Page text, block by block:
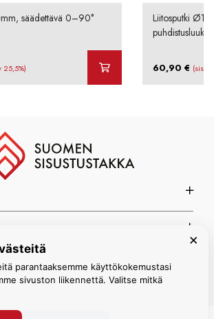
säädettävä 0–90°
25,5%)
Liitosputki
60,90 € (sis.
×
parantaaksemme käyttökokemustasi
sivuston liikennettä. Valitse mitkä